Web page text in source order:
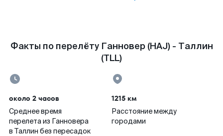
Факты по перелёту Ганновер (HAJ) - Таллин
(TLL)
около 2 часов
Среднее время
перелета из Ганновера
в Таллин без пересадок
1215 км
Расстояние между
городами